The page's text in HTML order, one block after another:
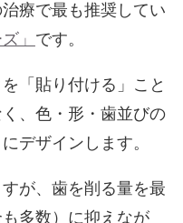
療で最も推奨してい
」 です。
「貼り付ける」こと
、色・形・歯並びの
デザインします。
が、歯を削る量を最
多数）に抑えなが